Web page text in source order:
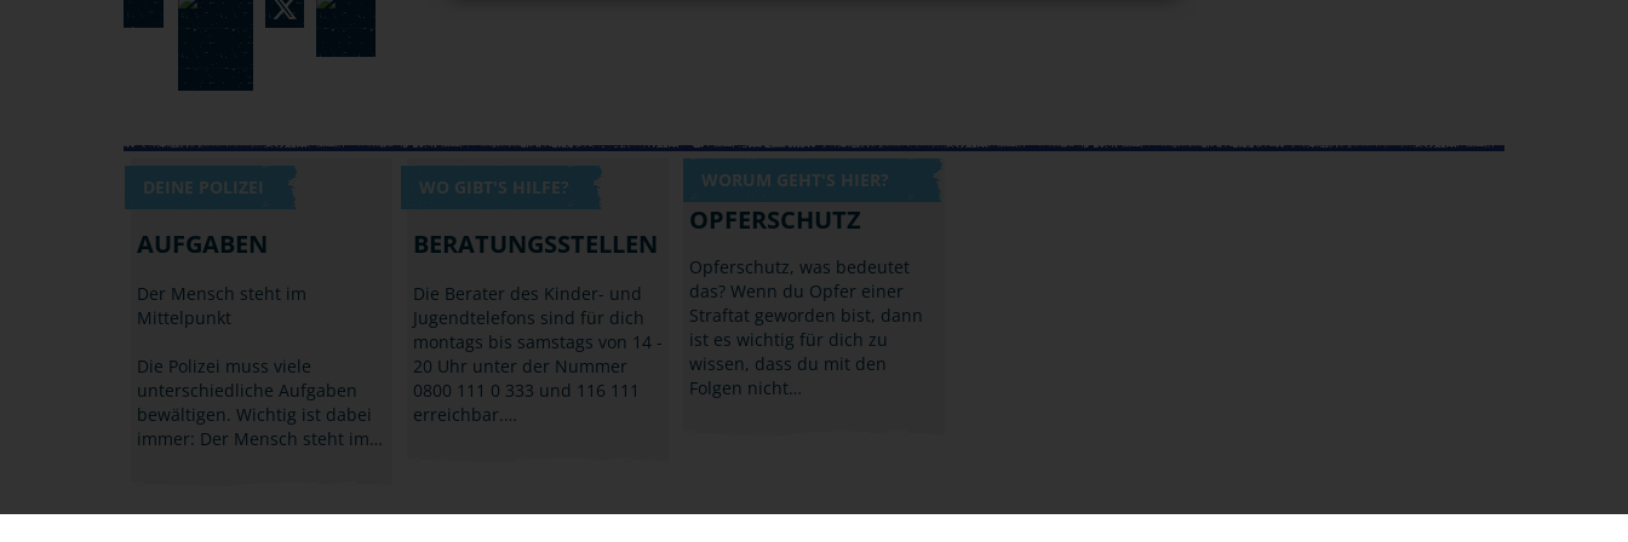
DEINE POLIZEI
AUFGABEN
Der Mensch steht im
Mittelpunkt
Die Polizei muss viele
unterschiedliche Aufgaben
bewältigen. Wichtig ist dabei
immer: Der Mensch steht im…
WO GIBT'S HILFE?
BERATUNGSSTELLEN
Die Berater des Kinder- und
Jugendtelefons sind für dich
montags bis samstags von 14 -
20 Uhr unter der Nummer
0800 111 0 333 und 116 111
erreichbar.…
WORUM GEHT'S HIER?
OPFERSCHUTZ
Opferschutz, was bedeutet
das? Wenn du Opfer einer
Straftat geworden bist, dann
ist es wichtig für dich zu
wissen, dass du mit den
Folgen nicht…